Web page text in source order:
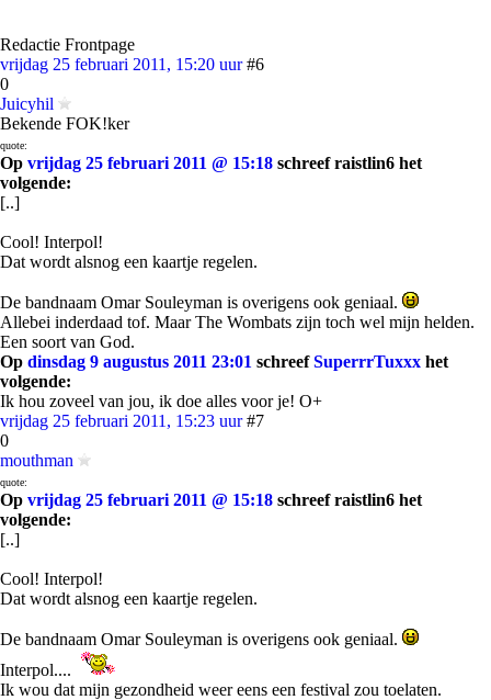
Redactie Frontpage
vrijdag 25 februari 2011, 15:20 uur #6
0
Juicyhil
Bekende FOK!ker
quote:
Op vrijdag 25 februari 2011 @ 15:18 schreef raistlin6 het
volgende:
[..]
Cool! Interpol!
Dat wordt alsnog een kaartje regelen.
De bandnaam Omar Souleyman is overigens ook geniaal.
Allebei inderdaad tof. Maar The Wombats zijn toch wel mijn helden.
Een soort van God.
Op dinsdag 9 augustus 2011 23:01 schreefSuperrrTuxxx het
volgende:
Ik hou zoveel van jou, ik doe alles voor je! O+
vrijdag 25 februari 2011, 15:23 uur #7
0
mouthman
quote:
Op vrijdag 25 februari 2011 @ 15:18 schreef raistlin6 het
volgende:
[..]
Cool! Interpol!
Dat wordt alsnog een kaartje regelen.
De bandnaam Omar Souleyman is overigens ook geniaal.
Interpol....
Ik wou dat mijn gezondheid weer eens een festival zou toelaten.